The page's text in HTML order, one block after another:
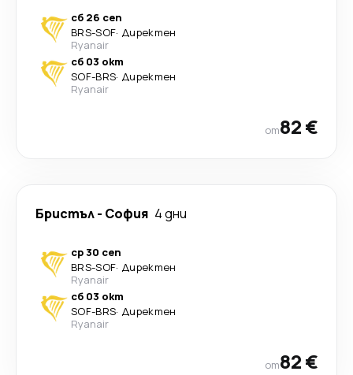
сб 26 сеп
BRS-SOF· Директен
Ryanair
сб 03 окт
SOF-BRS· Директен
Ryanair
от82 €
Бристъл- София 4 дни
ср 30 сеп
BRS-SOF· Директен
Ryanair
сб 03 окт
SOF-BRS· Директен
Ryanair
от82 €